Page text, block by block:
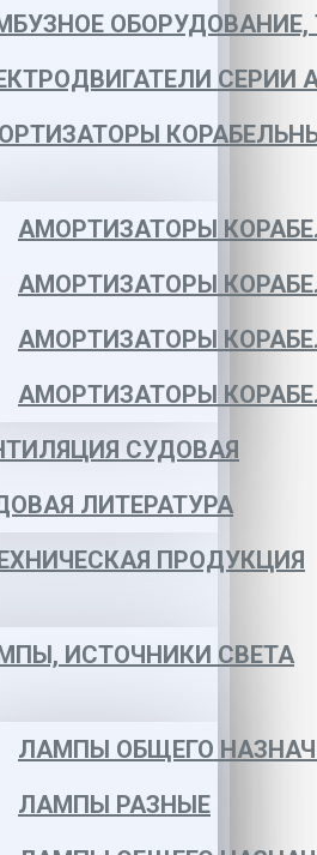
СЕРИИ
АМОРТИЗАТОРЫ
АМОРТИЗАТОРЫ
АМОРТИЗАТОРЫ
АМОРТИЗАТОРЫ
СУДОВАЯ
ЛИТЕРАТУРА
ПРОДУКЦИЯ
ИСТОЧНИКИ СВЕТА
ЛАМПЫ ОБЩЕГО
ЛАМПЫ РАЗНЫЕ